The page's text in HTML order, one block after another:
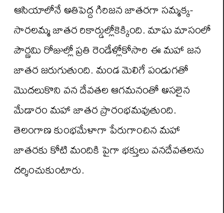
ఆసియాలోనే అతిపెద్ద గిరిజన జాతరగా సమ్మక్క-
సారలమ్మ జాతర రికార్డుల్లోకెక్కింది. మాఘ మాసంలో
పౌర్ణమి రోజుల్లో ప్రతి రెండేళ్లోకోసారి ఈ మహా జన
జాతర జరుగుతుంది. మండ మెలిగే పండుగతో
మొదలుకొని వన దేవతల ఆగమనంతో అసలైన
మేడారం మహా జాతర ప్రారంభమవుతుంది.
తెలంగాణ కుంభమేళాగా పేరుగాంచిన మహా
జాతరకు కోటి మందికి పైగా భక్తులు వనదేవతలను
దర్శించుకుంటారు.